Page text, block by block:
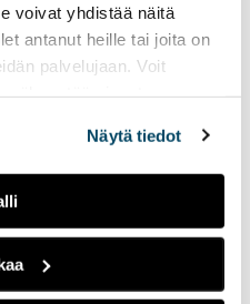
voivat yhdistää näitä
antanut heille tai joita on
palvelujaan. Voit
Näytä tiedot
LIVEPALAT
puhutaan
ja erilaisista
viettotavoista.
ohjelmassa käydään
suomalaisia syksyisiä
2:
ja